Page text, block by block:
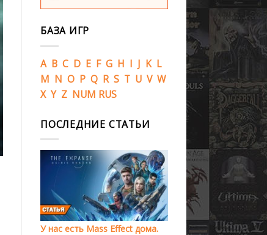
БАЗА ИГР
A B C D E F G H I J K L
M N O P Q R S T U V W
X Y Z NUM RUS
ПОСЛЕДНИЕ СТАТЬИ
У нас есть Mass Effect дома.